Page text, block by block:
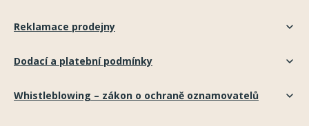
Reklamace prodejny
Dodací a platební podmínky
Whistleblowing – zákon o ochraně oznamovatelů